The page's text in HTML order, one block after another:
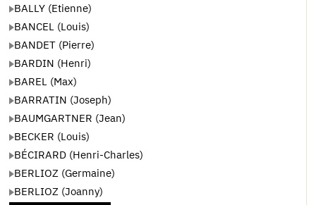
BALLY (Etienne)
BANCEL (Louis)
BANDET (Pierre)
BARDIN (Henri)
BAREL (Max)
BARRATIN (Joseph)
BAUMGARTNER (Jean)
BECKER (Louis)
BÉCIRARD (Henri-Charles)
BERLIOZ (Germaine)
BERLIOZ (Joanny)